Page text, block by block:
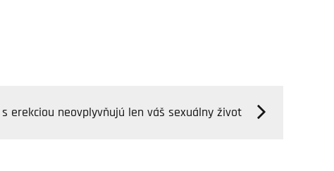
erekciou neovplyvňujú len váš sexuálny život